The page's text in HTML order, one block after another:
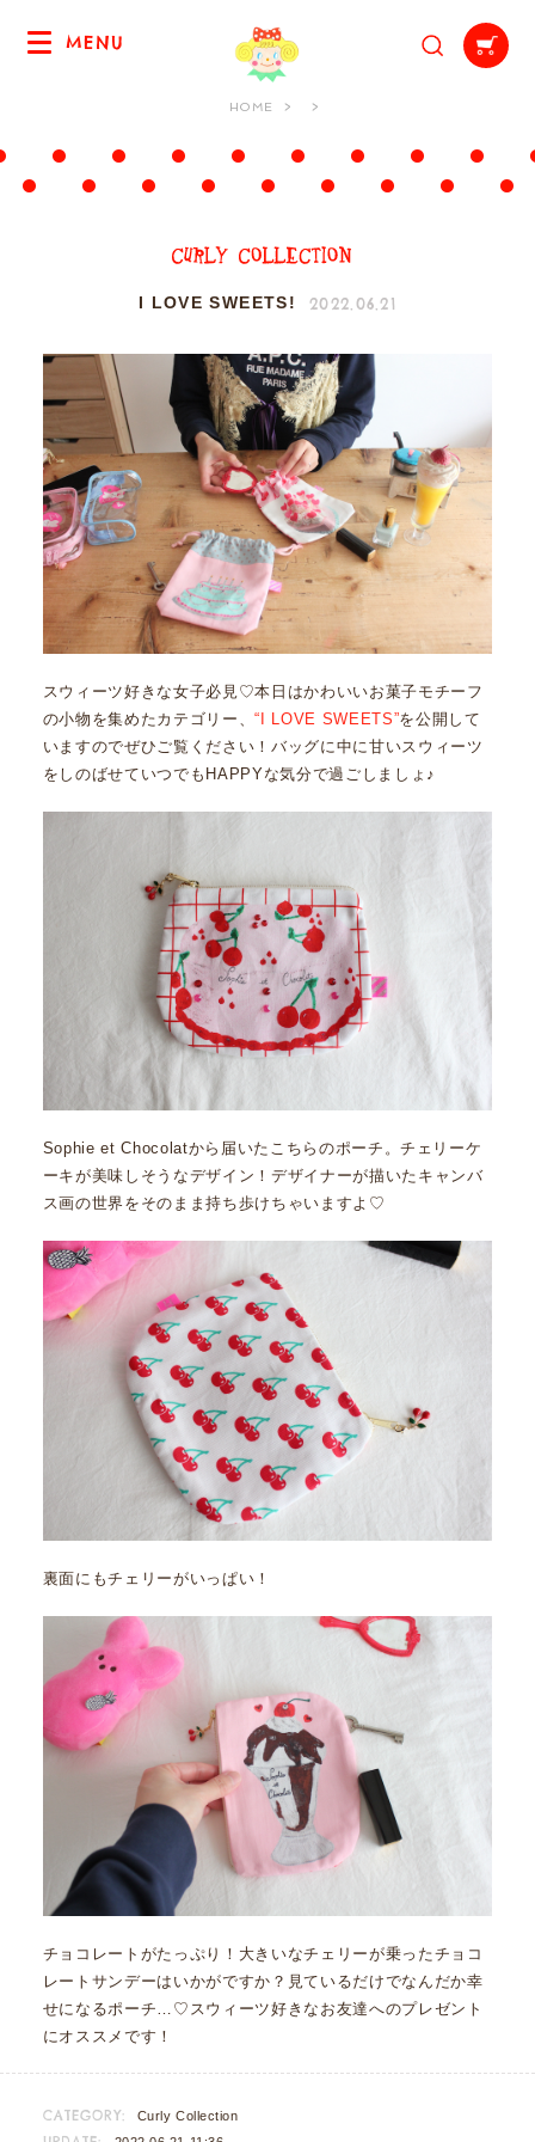
MENU
HOME
I LOVE SWEETS! 2022.06.21
スウィーツ好きな女子必見♡本日はかわいいお菓子モチーフ
の小物を集めたカテゴリー、“I LOVE SWEETS”を公開して
いますのでぜひご覧ください！バッグに中に甘いスウィーツ
をしのばせていつでもHAPPYな気分で過ごしましょ♪
Sophie et Chocolatから届いたこちらのポーチ。チェリーケ
ーキが美味しそうなデザイン！デザイナーが描いたキャンバ
ス画の世界をそのまま持ち歩けちゃいますよ♡
裏面にもチェリーがいっぱい！
チョコレートがたっぷり！大きいなチェリーが乗ったチョコ
レートサンデーはいかがですか？見ているだけでなんだか幸
せになるポーチ…♡スウィーツ好きなお友達へのプレゼント
にオススメです！
CATEGORY: Curly Collection